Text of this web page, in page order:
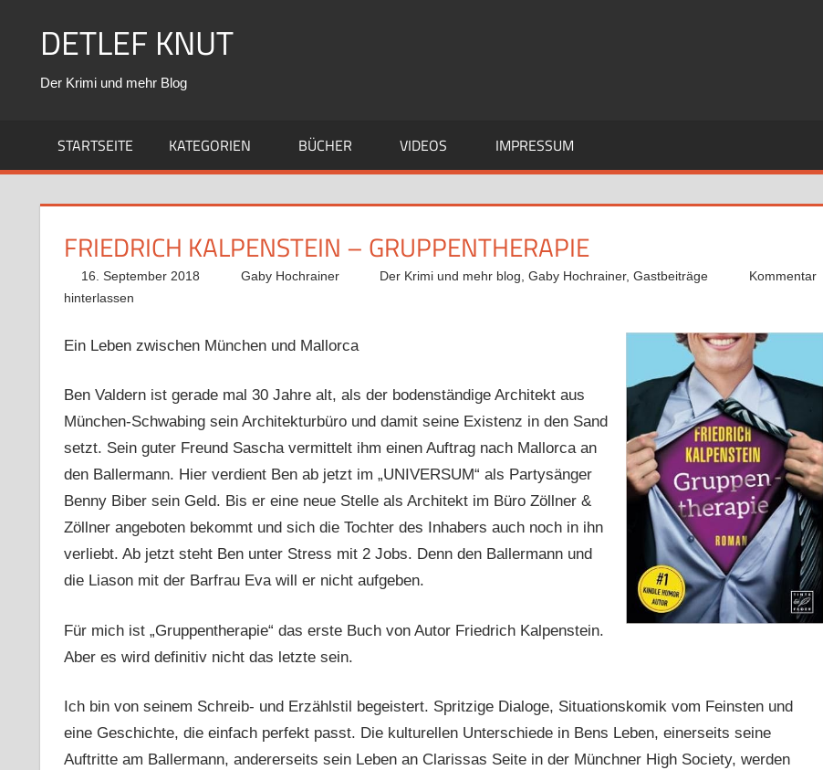
DETLEF KNUT
Der Krimi und mehr Blog
STARTSEITE KATEGORIEN BÜCHER VIDEOS IMPRESSUM
FRIEDRICH KALPENSTEIN – GRUPPENTHERAPIE
16. September 2018 Gaby Hochrainer Der Krimi und mehr blog ,Gaby Hochrainer,Gastbeiträge
Kommentar
hinterlassen
Ein Leben zwischen München und Mallorca
Ben Valdern ist gerade mal 30 Jahre alt, als der bodenständige Architekt aus
München-Schwabing sein Architekturbüro und damit seine Existenz in den Sand
setzt. Sein guter Freund Sascha vermittelt ihm einen Auftrag nach Mallorca an
den Ballermann. Hier verdient Ben ab jetzt im „UNIVERSUM“ als Partysänger
Benny Biber sein Geld. Bis er eine neue Stelle als Architekt im Büro Zöllner &
Zöllner angeboten bekommt und sich die Tochter des Inhabers auch noch in ihn
verliebt. Ab jetzt steht Ben unter Stress mit 2 Jobs. Denn den Ballermann und
die Liason mit der Barfrau Eva will er nicht aufgeben.
Für mich ist „Gruppentherapie“ das erste Buch von Autor Friedrich Kalpenstein.
Aber es wird definitiv nicht das letzte sein.
Ich bin von seinem Schreib- und Erzählstil begeistert. Spritzige Dialoge, Situationskomik vom Feinsten und
eine Geschichte, die einfach perfekt passt. Die kulturellen Unterschiede in Bens Leben, einerseits seine
Auftritte am Ballermann, andererseits sein Leben an Clarissas Seite in der Münchner High Society, werden